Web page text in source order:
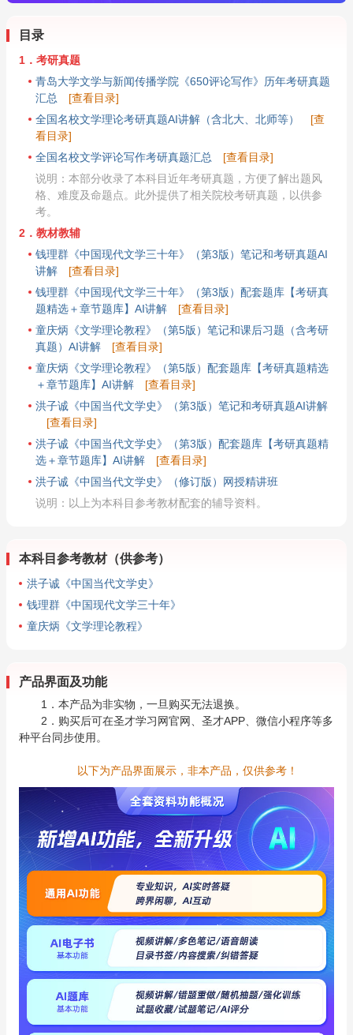
目录
1．考研真题
青岛大学文学与新闻传播学院《650评论写作》历年考研真题
汇总
[查看目录]
全国名校文学理论考研真题AI讲解（含北大、北师等）
[查
看目录]
全国名校文学评论写作考研真题汇总
[查看目录]
说明：本部分收录了本科目近年考研真题，方便了解出题风
格、难度及命题点。此外提供了相关院校考研真题，以供参
考。
2．教材教辅
钱理群《中国现代文学三十年》（第3版）笔记和考研真题AI
讲解
[查看目录]
钱理群《中国现代文学三十年》（第3版）配套题库【考研真
题精选＋章节题库】AI讲解
[查看目录]
童庆炳《文学理论教程》（第5版）笔记和课后习题（含考研
真题）AI讲解
[查看目录]
童庆炳《文学理论教程》（第5版）配套题库【考研真题精选
＋章节题库】AI讲解
[查看目录]
洪子诚《中国当代文学史》（第3版）笔记和考研真题AI讲解
[查看目录]
洪子诚《中国当代文学史》（第3版）配套题库【考研真题精
选＋章节题库】AI讲解
[查看目录]
洪子诚《中国当代文学史》（修订版）网授精讲班
说明：以上为本科目参考教材配套的辅导资料。
本科目参考教材（供参考）
洪子诚《中国当代文学史》
钱理群《中国现代文学三十年》
童庆炳《文学理论教程》
产品界面及功能
1．本产品为非实物，一旦购买无法退换。
2．购买后可在圣才学习网官网、圣才APP、微信小程序等多
种平台同步使用。
以下为产品界面展示，非本产品，仅供参考！